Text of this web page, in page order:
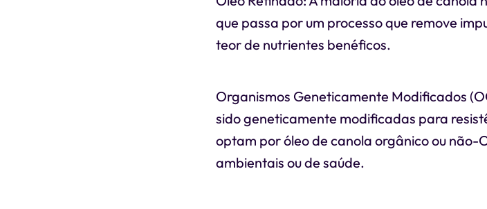
que passa por um processo que remove
teor de nutrientes benéficos.
Organismos Geneticamente Modificados
sido geneticamente modificadas para
optam por óleo de canola orgânico ou não-
ambientais ou de saúde.